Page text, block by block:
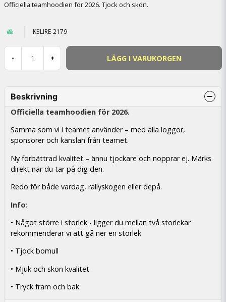
Officiella teamhoodien för 2026. Tjock och skön.
K3LIRE-2179
- + LÄGG I VARUKORGEN
Beskrivning
Officiella teamhoodien för 2026.
Samma som vi i teamet använder – med alla loggor,
sponsorer och känslan från teamet.
Ny förbättrad kvalitet – ännu tjockare och nopprar ej. Märks
direkt när du tar på dig den.
Redo för både vardag, rallyskogen eller depå.
Info:
• Något större i storlek - ligger du mellan två storlekar
rekommenderar vi att gå ner en storlek
• Tjock bomull
• Mjuk och skön kvalitet
• Tryck fram och bak